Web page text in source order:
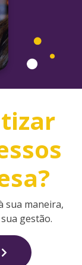
sua maneira,
gestão.